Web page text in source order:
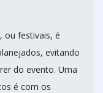
ou festivais, é
evitando
do evento. Uma
é com os